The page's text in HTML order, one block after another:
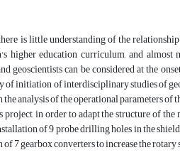
is little understanding of the
higher education curriculum, and
geoscientists can be considered at the
of initiation of interdisciplinary studies of
analysis of the operational parameters
in order to adapt the structure of
of 9 probe drilling holes in the
7 gearbox converters to increase the